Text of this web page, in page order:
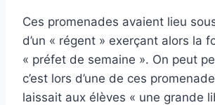
Ces promenades avaient lieu
d’un « régent » exerçant alors la
« préfet de semaine ». On peut
c’est lors d’une de ces
laissait aux élèves « une grande